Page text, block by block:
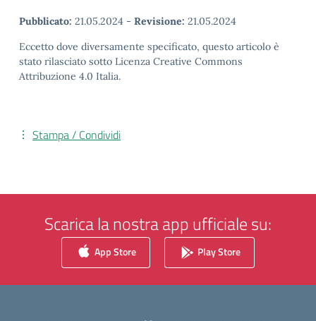
Pubblicato: 21.05.2024 - Revisione: 21.05.2024
Eccetto dove diversamente specificato, questo articolo è
stato rilasciato sotto Licenza Creative Commons
Attribuzione 4.0 Italia.
Stampa / Condividi
Scarica la nostra app ufficiale su:
App Store Play Store